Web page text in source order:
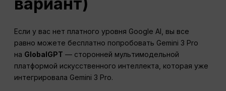
Если у вас нет платного уровня Google AI, вы все
равно можете бесплатно попробовать Gemini 3 Pro
на GlobalGPT — сторонней мультимодельной
платформой искусственного интеллекта, которая уже
интегрировала Gemini 3 Pro.